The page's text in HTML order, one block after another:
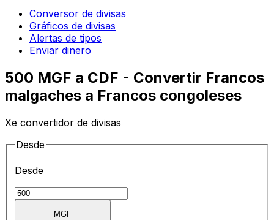
Conversor de divisas
Gráficos de divisas
Alertas de tipos
Enviar dinero
500 MGF a CDF - Convertir Francos
malgaches a Francos congoleses
Xe convertidor de divisas
Desde
Desde
MGF